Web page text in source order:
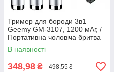
Тример для бороди 3в1
Geemy GM-3107, 1200 мАг, /
Портативна чоловіча бритва
для обличчя, носа та вух
В наявності
348,98 ₴ 498,55 ₴